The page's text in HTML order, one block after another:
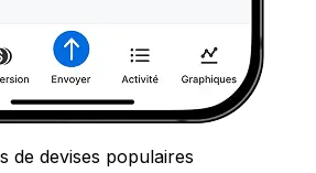
de devises populaires